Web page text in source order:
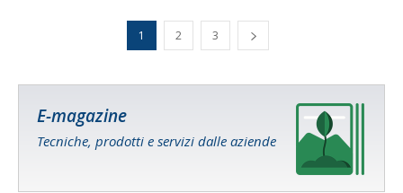
1 2 3
E-magazine
Tecniche, prodotti e servizi dalle aziende